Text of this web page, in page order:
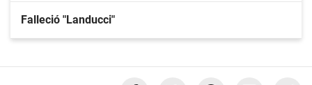
Falleció "Landucci"